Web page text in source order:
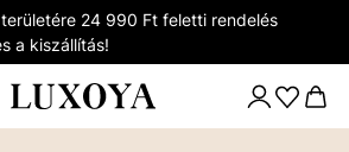
24 990 Ft feletti rendelés
a kiszállítás!